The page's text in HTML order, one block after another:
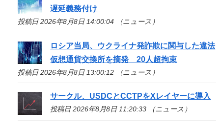
遅延義務付け
投稿日 2026年8月8日 14:00:04 （ニュース）
ロシア当局、ウクライナ発詐欺に関与した違法
仮想通貨交換所を摘発 20人超拘束
投稿日 2026年8月8日 13:00:12 （ニュース）
サークル、USDCとCCTPをXレイヤーに導入
投稿日 2026年8月8日 11:20:33 （ニュース）